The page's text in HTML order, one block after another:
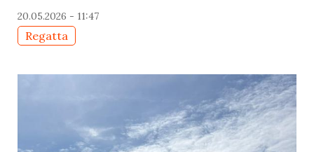
20.05.2026 - 11:47
Regatta